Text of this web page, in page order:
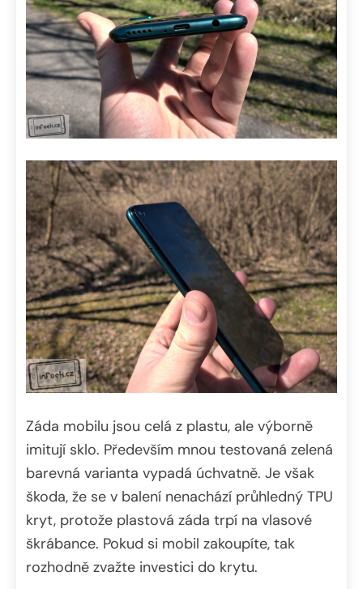
Záda mobilu jsou celá z plastu, ale výborně
imitují sklo. Především mnou testovaná zelená
barevná varianta vypadá úchvatně. Je však
škoda, že se v balení nenachází průhledný TPU
kryt, protože plastová záda trpí na vlasové
škrábance. Pokud si mobil zakoupíte, tak
rozhodně zvažte investici do krytu.